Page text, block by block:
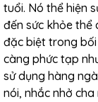
tuổi. Nó thể hiện
đến sức khỏe thể
đặc biệt trong
càng phức tạp
sử dụng hàng
nói, nhắc nhở